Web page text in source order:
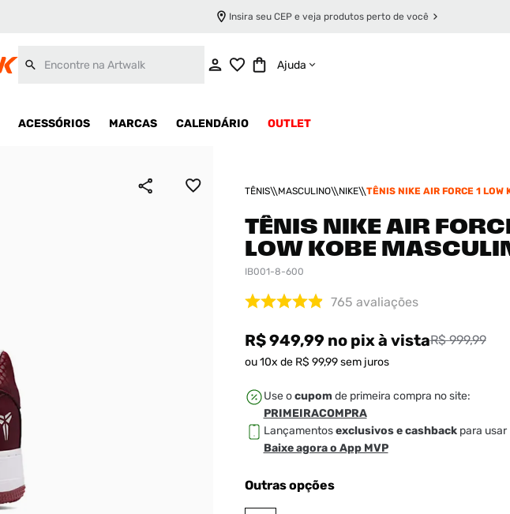
Insira seu CEP e veja produtos perto de você
Ajuda
ACESSÓRIOS MARCAS CALENDÁRIO OUTLET
TÊNIS MASCULINO NIKE
TÊNIS NIKE AIR FORCE 1 LOW
TÊNIS NIKE AIR
LOW KOBE
IB001-8-600
765 avaliações
R$ 949,99no pixà vistaR$ 999,99
ou10x de R$ 99,99sem juros
Use ocupom de primeira compra no site:
PRIMEIRACOMPRA
Lançamentosexclusivos e cashbackpara usar
Baixe agora o App MVP
Outras opções